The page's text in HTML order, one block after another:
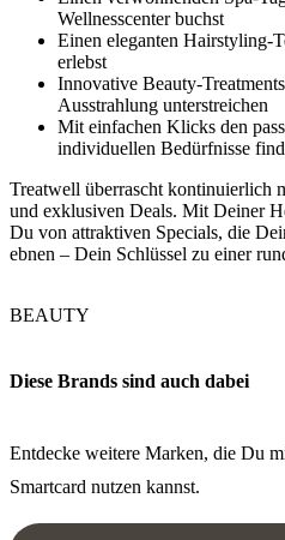
Wellnesscenter buchst
Einen eleganten Hairstyling-
erlebst
Innovative Beauty-
Ausstrahlung unterstreichen
Mit einfachen Klicks den
individuellen Bedürfnisse
Treatwell überrascht kontinuierlich
und exklusiven Deals. Mit Deiner
Du von attraktiven Specials, die
ebnen – Dein Schlüssel zu einer
BEAUTY
Diese Brands sind auch dabei
Entdecke weitere Marken, die Du
Smartcard nutzen kannst.